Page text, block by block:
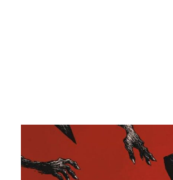
Central Comics